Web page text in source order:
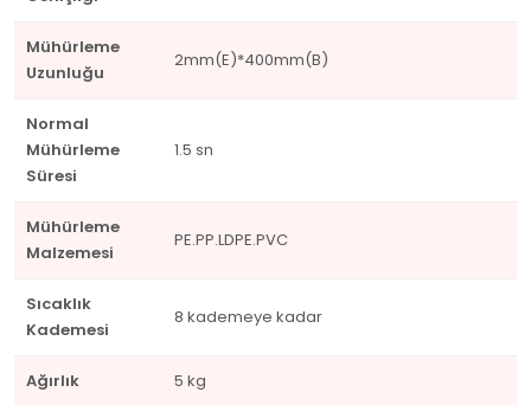
Mühürleme
Uzunluğu
2mm(E)*400mm(B)
Normal
Mühürleme
Süresi
1.5 sn
Mühürleme
Malzemesi
PE.PP.LDPE.PVC
Sıcaklık
Kademesi
8 kademeye kadar
Ağırlık 5 kg